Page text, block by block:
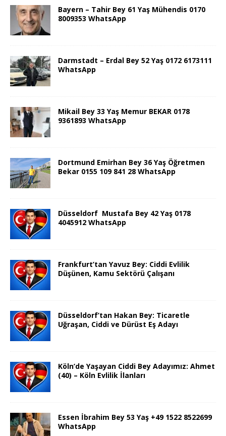
Bayern – Tahir Bey 61 Yaş Mühendis 0170
8009353 WhatsApp
Darmstadt – Erdal Bey 52 Yaş 0172 6173111
WhatsApp
Mikail Bey 33 Yaş Memur BEKAR 0178
9361893 WhatsApp
Dortmund Emirhan Bey 36 Yaş Öğretmen
Bekar 0155 109 841 28 WhatsApp
Düsseldorf Mustafa Bey 42 Yaş 0178
4045912 WhatsApp
Frankfurt’tan Yavuz Bey: Ciddi Evlilik
Düşünen, Kamu Sektörü Çalışanı
Düsseldorf’tan Hakan Bey: Ticaretle
Uğraşan, Ciddi ve Dürüst Eş Adayı
Köln’de Yaşayan Ciddi Bey Adayımız: Ahmet
(40) – Köln Evlilik İlanları
Essen İbrahim Bey 53 Yaş +49 1522 8522699
WhatsApp